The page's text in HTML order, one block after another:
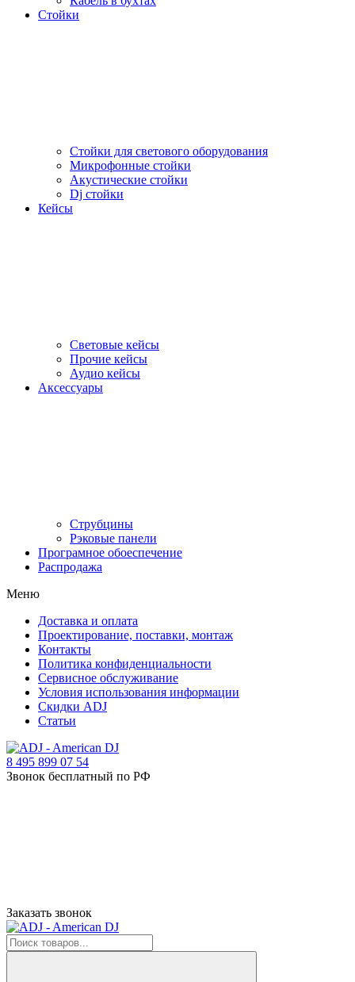
Стойки
Стойки для светового оборудования
Микрофонные стойки
Акустические стойки
Dj стойки
Кейсы
Световые кейсы
Прочие кейсы
Аудио кейсы
Аксессуары
Струбцины
Рэковые панели
Програмное обоеспечение
Распродажа
Меню
Доставка и оплата
Проектирование, поставки, монтаж
Контакты
Политика конфиденциальности
Сервисное обслуживание
Условия использования информации
Скидки ADJ
Статьи
8 495 899 07 54
Звонок бесплатный по РФ
Заказать звонок